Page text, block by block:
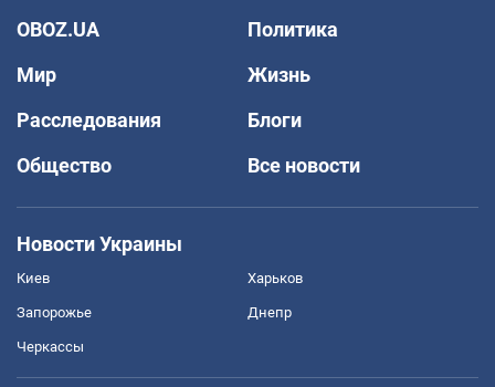
OBOZ.UA
Политика
Мир
Жизнь
Расследования
Блоги
Общество
Все новости
Новости Украины
Киев Харьков
Запорожье Днепр
Черкассы